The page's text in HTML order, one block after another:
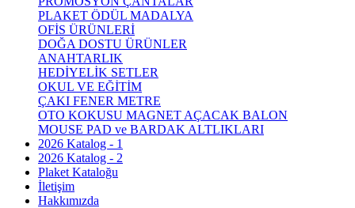
PLAKET ÖDÜL MADALYA
OFİS ÜRÜNLERİ
DOĞA DOSTU ÜRÜNLER
ANAHTARLIK
HEDİYELİK SETLER
OKUL VE EĞİTİM
ÇAKI FENER METRE
OTO KOKUSU MAGNET AÇACAK BALON
MOUSE PAD ve BARDAK ALTLIKLARI
2026 Katalog - 1
2026 Katalog - 2
Plaket Kataloğu
İletişim
Hakkımızda